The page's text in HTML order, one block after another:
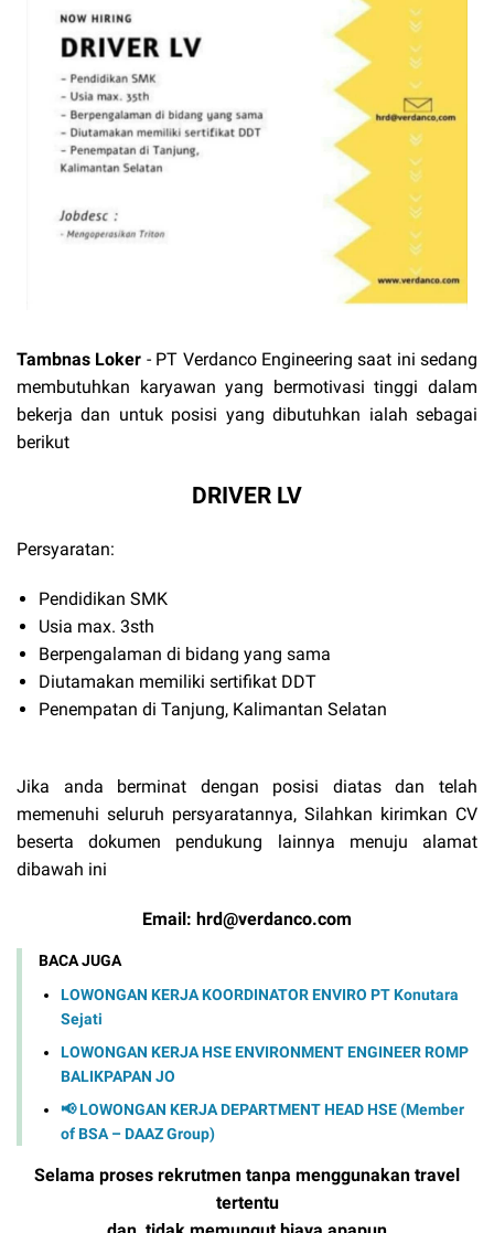
Tambnas Loker - PT Verdanco Engineering saat ini sedang
membutuhkan karyawan yang bermotivasi tinggi dalam
bekerja dan untuk posisi yang dibutuhkan ialah sebagai
berikut
DRIVER LV
Persyaratan:
Pendidikan SMK
Usia max. 3sth
Berpengalaman di bidang yang sama
Diutamakan memiliki sertifikat DDT
Penempatan di Tanjung, Kalimantan Selatan
Jika anda berminat dengan posisi diatas dan telah
memenuhi seluruh persyaratannya, Silahkan kirimkan CV
beserta dokumen pendukung lainnya menuju alamat
dibawah ini
Email: hrd@verdanco.com
BACA JUGA
LOWONGAN KERJA KOORDINATOR ENVIRO PT Konutara
Sejati
LOWONGAN KERJA HSE ENVIRONMENT ENGINEER ROMP
BALIKPAPAN JO
📢 LOWONGAN KERJA DEPARTMENT HEAD HSE (Member
of BSA – DAAZ Group)
Selama proses rekrutmen tanpa menggunakan travel
tertentu